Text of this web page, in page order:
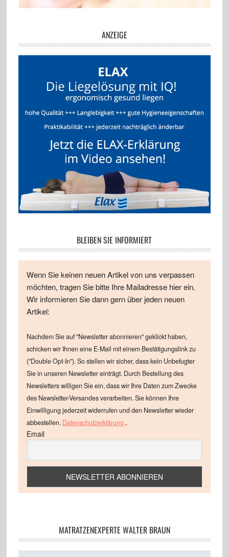
ANZEIGE
BLEIBEN SIE INFORMIERT
Wenn Sie keinen neuen Artikel von uns verpassen
möchten, tragen Sie bitte Ihre Mailadresse hier ein.
Wir informieren Sie dann gern über jeden neuen
Artikel:
Nachdem Sie auf "Newsletter abonnieren" geklickt haben,
schicken wir Ihnen eine E-Mail mit einem Bestätigungslink zu
("Double Opt-In"). So stellen wir sicher, dass kein Unbefugter
Sie in unseren Newsletter einträgt. Durch Bestellung des
Newsletters willigen Sie ein, dass wir Ihre Daten zum Zwecke
des Newsletter-Versandes verarbeiten. Sie können Ihre
Einwilligung jederzeit widerrufen und den Newsletter wieder
abbestellen. Datenschutzerklärung .
Email
MATRATZENEXPERTE WALTER BRAUN